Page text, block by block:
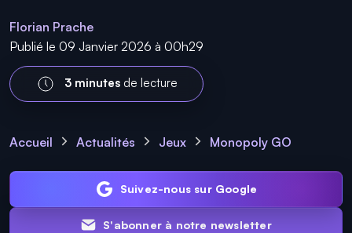
Florian Prache
Publié le 09 Janvier 2026 à 00h29
3 minutesde lecture
Accueil Actualités Jeux Monopoly GO
Suivez-nous sur Google
S'abonner à notre newsletter